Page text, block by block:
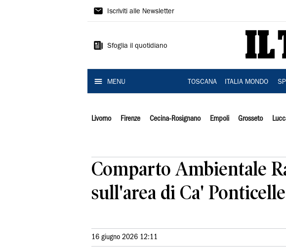
Il
Iscriviti alle Newsletter
Sfoglia il quotidiano
MENU TOSCANA ITALIA MONDO
Livorno Firenze Cecina-Rosignano Empoli Grosseto
Comparto Ambientale
sull'area di Ca' Ponticelle
16 giugno 2026 12:11